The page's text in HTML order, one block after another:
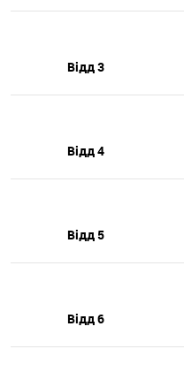
Відд 3
Відд 4
Відд 5
Відд 6